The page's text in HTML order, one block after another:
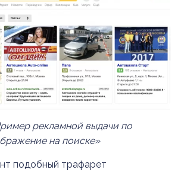
рекламной выдачи по
на поиске»
подобный трафарет